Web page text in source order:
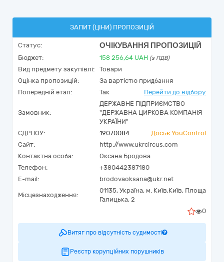
ЗАПИТ (ЦІНИ) ПРОПОЗИЦІЙ
Статус: ОЧІКУВАННЯ ПРОПОЗИЦІЙ
Бюджет: 158 256,64 UAH (з ПДВ)
Вид предмету закупівлі:
Товари
Оцінка пропозицій:
За вартістю придбання
Попередній етап:
Так Перейти до відбору
Замовник:
ДЕРЖАВНЕ ПІДПРИЄМСТВО
"ДЕРЖАВНА ЦИРКОВА КОМПАНІЯ
УКРАЇНИ"
ЄДРПОУ:
19070084
Досьє YouControl
Сайт:
http://www.ukrcircus.com
Контактна особа:
Оксана Бродова
Телефон:
+380442387180
E-mail:
brodovaoksana@ukr.net
Місцезнаходження:
01135, Україна, м. Київ,Київ, Площа
Галицька, 2
0
Витяг про відсутність судимості
Реєстр корупційних порушників